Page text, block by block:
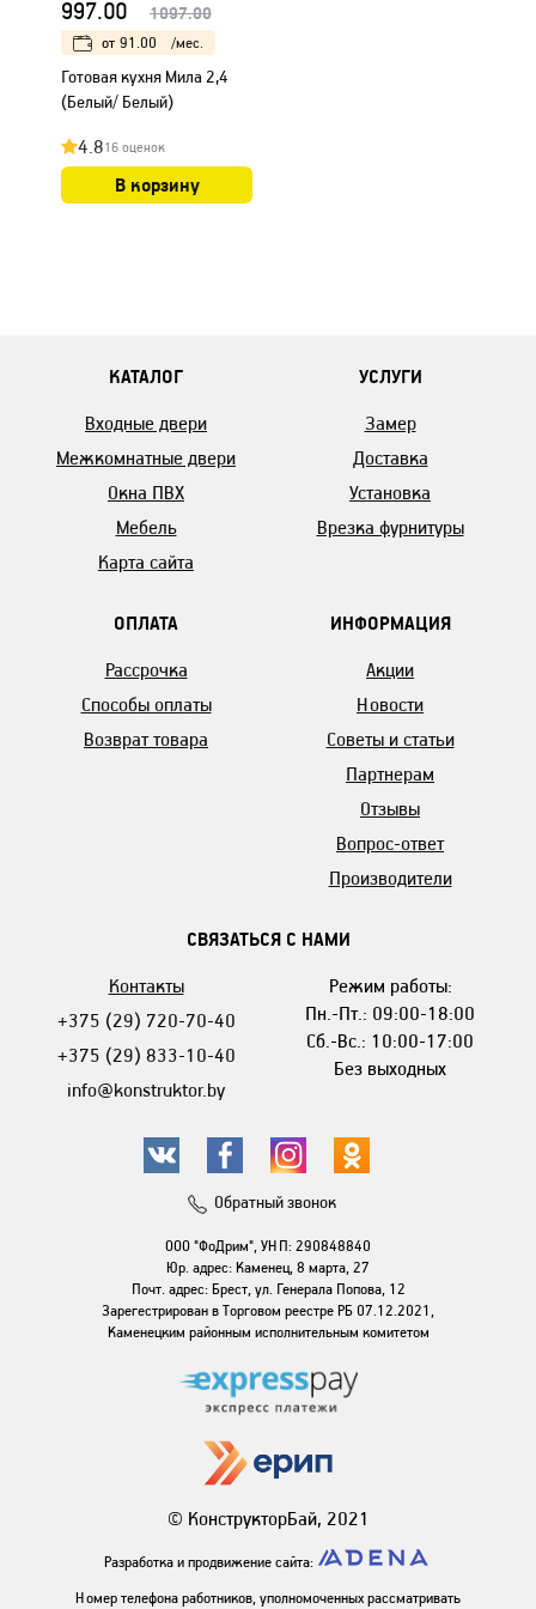
997.00 1097.00
от 91.00 /мес.
Готовая кухня Мила 2,4
(Белый/ Белый)
4.816 оценок
В корзину
КАТАЛОГ
Входные двери
Межкомнатные двери
Окна ПВХ
Мебель
Карта сайта
УСЛУГИ
Замер
Доставка
Установка
Врезка фурнитуры
ОПЛАТА
Рассрочка
Способы оплаты
Возврат товара
ИНФОРМАЦИЯ
Акции
Новости
Советы и статьи
Партнерам
Отзывы
Вопрос-ответ
Производители
СВЯЗАТЬСЯ С НАМИ
Контакты
+375 (29) 720-70-40
+375 (29) 833-10-40
info@konstruktor.by
Режим работы:
Пн.-Пт.: 09:00-18:00
Сб.-Вс.: 10:00-17:00
Без выходных
Обратный звонок
ООО "ФоДрим", УНП: 290848840
Юр. адрес: Каменец, 8 марта, 27
Почт. адрес: Брест, ул. Генерала Попова, 12
Зарегестрирован в Торговом реестре РБ 07.12.2021,
Каменецким районным исполнительным комитетом
© КонструкторБай, 2021
Разработка и продвижение сайта:
Номер телефона работников, уполномоченных рассматривать